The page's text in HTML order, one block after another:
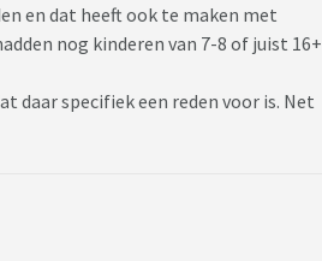
en dat heeft ook te maken met
nog kinderen van 7-8 of juist 16+
daar specifiek een reden voor is. Net